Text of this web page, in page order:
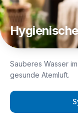
Sauberes Wasser
gesunde Atemluft.